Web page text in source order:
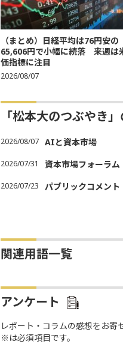
（まとめ）日経平均は76円安の
65,606円で小幅に続落 来週は
価指標に注目
2026/08/07
「松本大のつぶやき
2026/08/07 AIと資本市場
2026/07/31 資本市場フォーラム
2026/07/23 パブリックコメント
関連用語一覧
アンケート
レポート・コラムの感想をお寄
※は必須項目です。